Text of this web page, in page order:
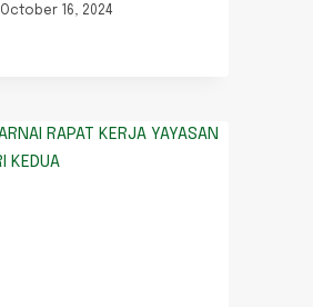
October 16, 2024